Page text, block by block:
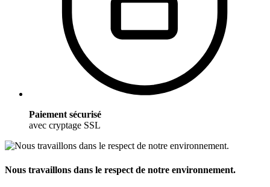
Paiement sécurisé
avec cryptage SSL
Nous travaillons dans le respect de notre environnement.